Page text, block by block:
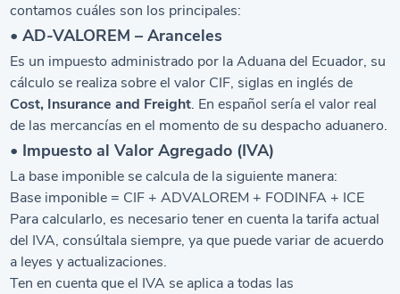
contamos cuáles son los principales:
• AD-VALOREM – Aranceles
Es un impuesto administrado por la Aduana del Ecuador, su
cálculo se realiza sobre el valor CIF, siglas en inglés de
Cost, Insurance and Freight. En español sería el valor real
de las mercancías en el momento de su despacho aduanero.
• Impuesto al Valor Agregado (IVA)
La base imponible se calcula de la siguiente manera:
Base imponible = CIF + ADVALOREM + FODINFA + ICE
Para calcularlo, es necesario tener en cuenta la tarifa actual
del IVA, consúltala siempre, ya que puede variar de acuerdo
a leyes y actualizaciones.
Ten en cuenta que el IVA se aplica a todas las